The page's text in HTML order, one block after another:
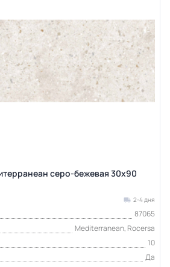
серо-бежевая 30x90
2-4 дня
87065
Mediterranean, Rocersa
10
Да